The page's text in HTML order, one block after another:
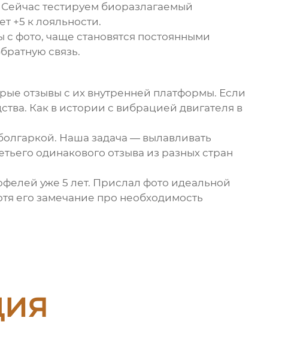
тестируем биоразлагаемый
+5 к лояльности.
фото, чаще становятся постоянными
связь.
отзывы с их внутренней платформы. Если
Как в истории с вибрацией двигателя в
Наша задача — вылавливать
одинакового отзыва из разных стран
уже 5 лет. Прислал фото идеальной
его замечание про необходимость